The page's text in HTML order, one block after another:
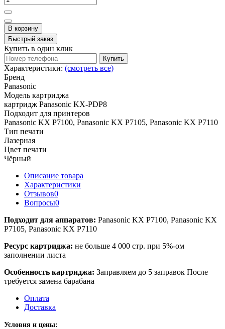
В корзину
Быстрый заказ
Купить в один клик
Купить
Характеристики: (смотреть все)
Бренд
Panasonic
Модель картриджа
картридж Panasonic KX-PDP8
Подходит для принтеров
Panasonic KX P7100, Panasonic KX P7105, Panasonic KX P7110
Тип печати
Лазерная
Цвет печати
Чёрный
Описание товара
Характеристики
Отзывов0
Вопросы0
Подходит для аппаратов: Panasonic KX P7100, Panasonic KX
P7105, Panasonic KX P7110
Ресурс картриджа: не больше 4 000 стр. при 5%-ом
заполнении листа
Особенность картриджа: Заправляем до 5 заправок После
требуется замена барабана
Оплата
Доставка
Условия и цены: